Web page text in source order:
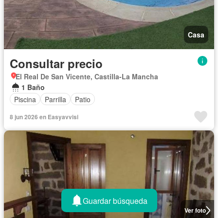
Casa
Consultar precio
El Real De San Vicente, Castilla-La Mancha
1 Baño
Piscina
Parrilla Patio
8 jun 2026 en Easyavvisi
Ver foto
Guardar búsqueda